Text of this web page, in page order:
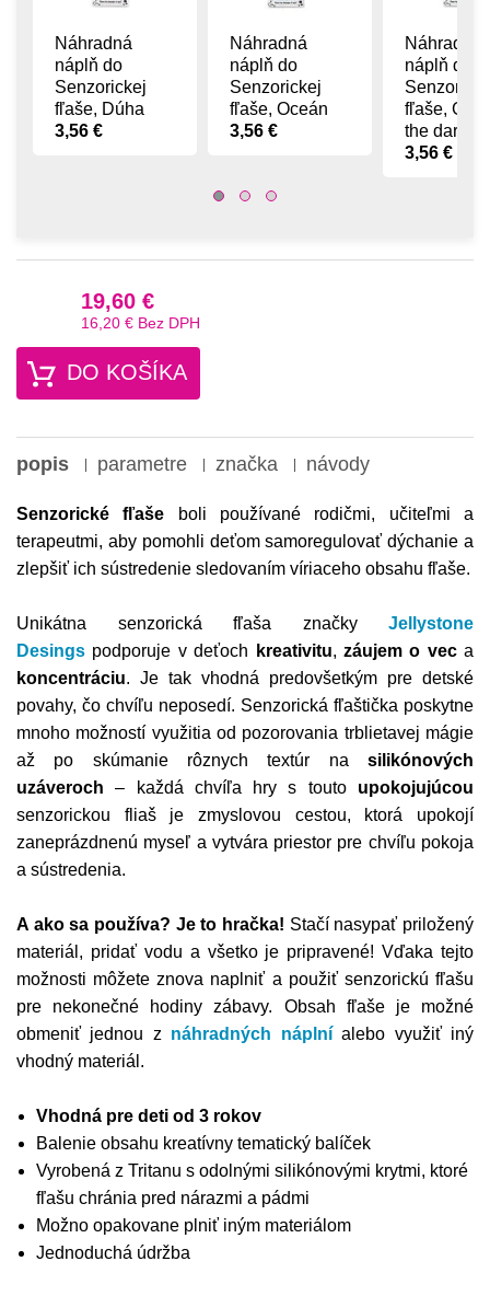
Náhradná
náplň do
Senzorickej
fľaše, Dúha
3,56 €
Náhradná
náplň do
Senzorickej
fľaše, Oceán
3,56 €
Náhradná
náplň do
fľaše,
the dark
3,56 €
19,60 €
16,20 € Bez DPH
DO KOŠÍKA
popis parametre značka návody
Senzorické fľaše boli používané rodičmi, učiteľmi a
terapeutmi, aby pomohli deťom samoregulovať dýchanie a
zlepšiť ich sústredenie sledovaním víriaceho obsahu fľaše.
Unikátna senzorická fľaša značky Jellystone
Desings podporuje v deťoch kreativitu, záujem o veca
koncentráciu. Je tak vhodná predovšetkým pre detské
povahy, čo chvíľu neposedí. Senzorická fľaštička poskytne
mnoho možností využitia od pozorovania trblietavej mágie
až po skúmanie rôznych textúr na silikónových
uzáveroch – každá chvíľa hry s touto upokojujúcou
senzorickou fliaš je zmyslovou cestou, ktorá upokojí
zaneprázdnenú myseľ a vytvára priestor pre chvíľu pokoja
a sústredenia.
A ako sa používa? Je to hračka! Stačí nasypať priložený
materiál, pridať vodu a všetko je pripravené! Vďaka tejto
možnosti môžete znova naplniť a použiť senzorickú fľašu
pre nekonečné hodiny zábavy. Obsah fľaše je možné
obmeniť jednou z náhradných náplníalebo využiť iný
vhodný materiál.
Vhodná pre deti od 3 rokov
Balenie obsahu kreatívny tematický balíček
Vyrobená z Tritanu s odolnými silikónovými krytmi, ktoré
fľašu chránia pred nárazmi a pádmi
Možno opakovane plniť iným materiálom
Jednoduchá údržba